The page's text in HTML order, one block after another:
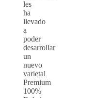
les
ha
llevado
a
poder
desarrollar
un
nuevo
varietal
Premium
100%